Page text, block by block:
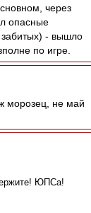
через
опасные
- вышло
по игре.
морозец, не май
ЮПСа!